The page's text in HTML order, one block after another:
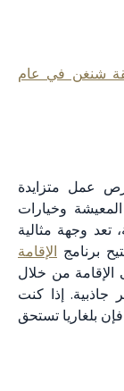
شنغن في عام
عمل متزايدة
وخيارات
تعد وجهة مثالية
برنامج الإقامة
من خلال
جاذبية. إذا كنت
فإن بلغاريا تستحق